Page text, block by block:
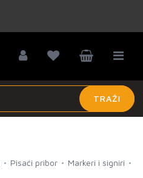
TRAŽI
Pisaći pribor Markeri i signiri